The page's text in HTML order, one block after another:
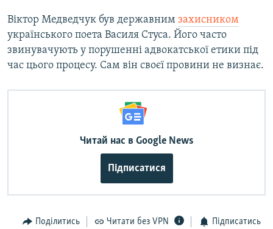
Віктор Медведчук був державним захисником
українського поета Василя Стуса. Його часто
звинувачують у порушенні адвокатської етики під
час цього процесу. Сам він своєї провини не визнає.
Читай нас в Google News
Підписатися
Поділитись Читати без VPN Підписатись